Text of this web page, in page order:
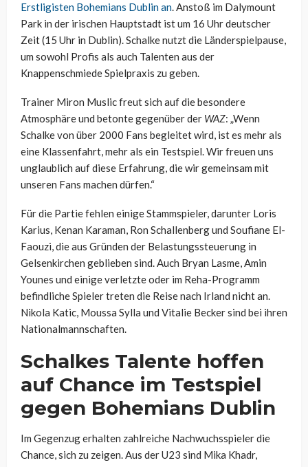
Erstligisten Bohemians Dublin an. Anstoß im Dalymount
Park in der irischen Hauptstadt ist um 16 Uhr deutscher
Zeit (15 Uhr in Dublin). Schalke nutzt die Länderspielpause,
um sowohl Profis als auch Talenten aus der
Knappenschmiede Spielpraxis zu geben.
Trainer Miron Muslic freut sich auf die besondere
Atmosphäre und betonte gegenüber der WAZ: „Wenn
Schalke von über 2000 Fans begleitet wird, ist es mehr als
eine Klassenfahrt, mehr als ein Testspiel. Wir freuen uns
unglaublich auf diese Erfahrung, die wir gemeinsam mit
unseren Fans machen dürfen.“
Für die Partie fehlen einige Stammspieler, darunter Loris
Karius, Kenan Karaman, Ron Schallenberg und Soufiane El-
Faouzi, die aus Gründen der Belastungssteuerung in
Gelsenkirchen geblieben sind. Auch Bryan Lasme, Amin
Younes und einige verletzte oder im Reha-Programm
befindliche Spieler treten die Reise nach Irland nicht an.
Nikola Katic, Moussa Sylla und Vitalie Becker sind bei ihren
Nationalmannschaften.
Schalkes Talente hoffen
auf Chance im Testspiel
gegen Bohemians Dublin
Im Gegenzug erhalten zahlreiche Nachwuchsspieler die
Chance, sich zu zeigen. Aus der U23 sind Mika Khadr,